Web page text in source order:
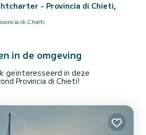
- Provincia di Chieti,
di Chieti
in de omgeving
geïnteresseerd in deze
Provincia di Chieti!